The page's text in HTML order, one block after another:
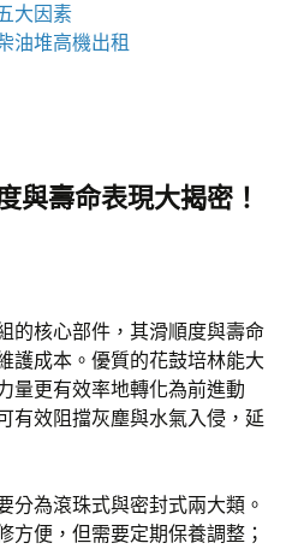
大因素
油堆高機出租
與壽命表現大揭密！
的核心部件，其滑順度與壽命
護成本。優質的花鼓培林能大
量更有效率地轉化為前進動
有效阻擋灰塵與水氣入侵，延
分為滾珠式與密封式兩大類。
方便，但需要定期保養調整；